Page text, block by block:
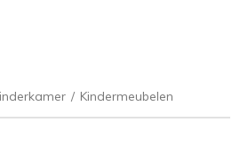
/ Kindermeubelen